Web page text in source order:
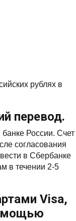
рублях в
перевод.
России. Счет
согласования
в Сбербанке
в течении 2-5
Visa,